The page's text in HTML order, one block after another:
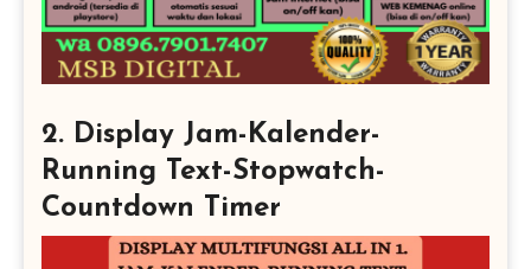
2. Display Jam-Kalender-
Running Text-Stopwatch-
Countdown Timer